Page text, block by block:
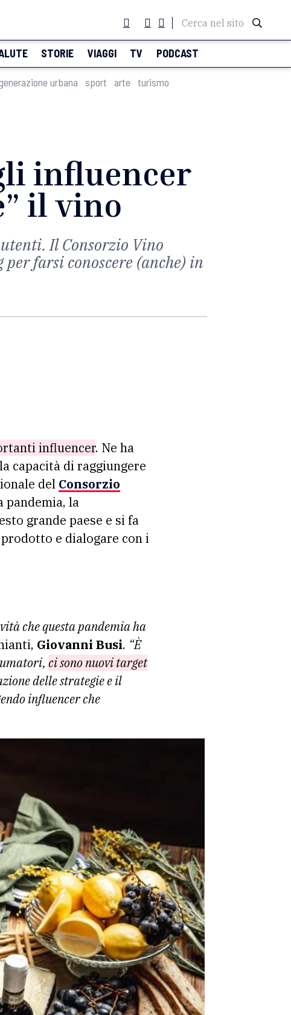
Cerca nel sito
STORIE VIAGGI TV PODCAST
urbana sport arte turismo
influencer
il vino
Il Consorzio Vino
farsi conoscere (anche) in
influencer. Ne ha
capacità di raggiungere
del Consorzio
pandemia, la
grande paese e si fa
e dialogare con i
che questa pandemia ha
Giovanni Busi. “È
ci sono nuovi target
delle strategie e il
influencer che